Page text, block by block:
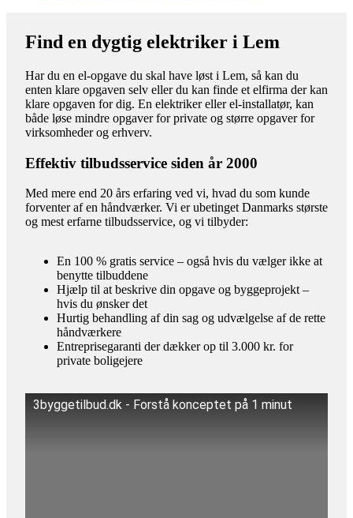
Find en dygtig elektriker i Lem
Har du en el-opgave du skal have løst i Lem, så kan du
enten klare opgaven selv eller du kan finde et elfirma der kan
klare opgaven for dig. En elektriker eller el-installatør, kan
både løse mindre opgaver for private og større opgaver for
virksomheder og erhverv.
Effektiv tilbudsservice siden år 2000
Med mere end 20 års erfaring ved vi, hvad du som kunde
forventer af en håndværker. Vi er ubetinget Danmarks største
og mest erfarne tilbudsservice, og vi tilbyder:
En 100 % gratis service – også hvis du vælger ikke at
benytte tilbuddene
Hjælp til at beskrive din opgave og byggeprojekt –
hvis du ønsker det
Hurtig behandling af din sag og udvælgelse af de rette
håndværkere
Entreprisegaranti der dækker op til 3.000 kr. for
private boligejere
3byggetilbud.dk - Forstå konceptet på 1 minut